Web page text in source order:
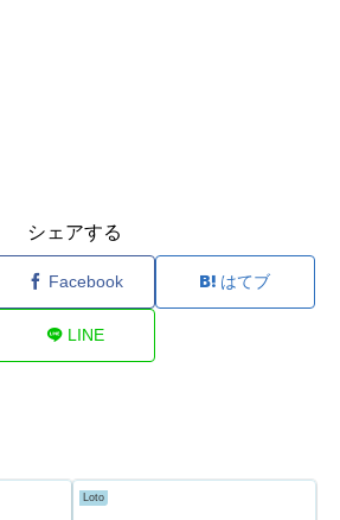
シェアする
Facebook はてブ
LINE
Loto